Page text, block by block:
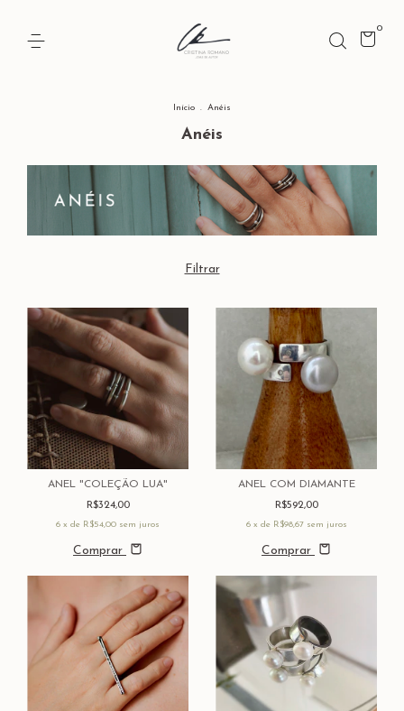
0
Início . Anéis
Anéis
Filtrar
ANEL "COLEÇÃO LUA"
R$324,00
6 x de R$54,00 sem juros
Comprar
ANEL COM DIAMANTE
R$592,00
6 x de R$98,67 sem juros
Comprar